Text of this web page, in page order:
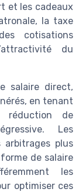
et les cadeaux
la taxe
cotisations
du
salaire direct,
en tenant
réduction de
Les
arbitrages plus
de salaire
les
optimiser ces